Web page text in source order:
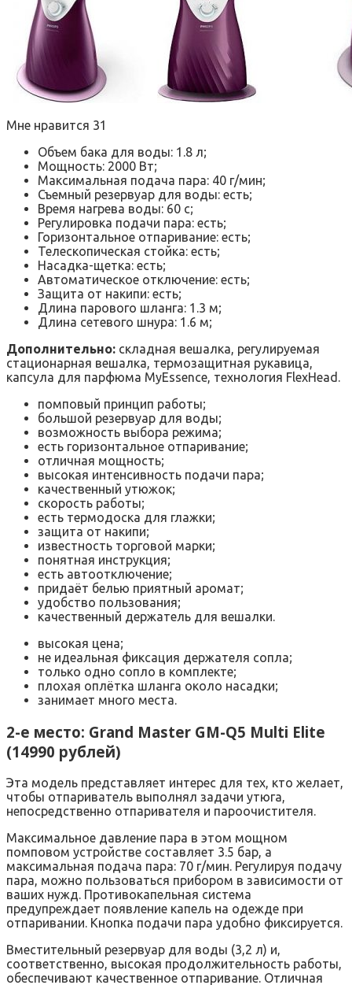
Мне нравится 31
Объем бака для воды: 1.8 л;
Мощность: 2000 Вт;
Максимальная подача пара: 40 г/мин;
Съемный резервуар для воды: есть;
Время нагрева воды: 60 с;
Регулировка подачи пара: есть;
Горизонтальное отпаривание: есть;
Телескопическая стойка: есть;
Насадка-щетка: есть;
Автоматическое отключение: есть;
Защита от накипи: есть;
Длина парового шланга: 1.3 м;
Длина сетевого шнура: 1.6 м;
Дополнительно: складная вешалка, регулируемая
стационарная вешалка, термозащитная рукавица,
капсула для парфюма MyEssence, технология FlexHead.
помповый принцип работы;
большой резервуар для воды;
возможность выбора режима;
есть горизонтальное отпаривание;
отличная мощность;
высокая интенсивность подачи пара;
качественный утюжок;
скорость работы;
есть термодоска для глажки;
защита от накипи;
известность торговой марки;
понятная инструкция;
есть автоотключение;
придаёт белью приятный аромат;
удобство пользования;
качественный держатель для вешалки.
высокая цена;
не идеальная фиксация держателя сопла;
только одно сопло в комплекте;
плохая оплётка шланга около насадки;
занимает много места.
2-е место: Grand Master GM-Q5 Multi Elite
(14990 рублей)
Эта модель представляет интерес для тех, кто желает,
чтобы отпариватель выполнял задачи утюга,
непосредственно отпаривателя и пароочистителя.
Максимальное давление пара в этом мощном
помповом устройстве составляет 3.5 бар, а
максимальная подача пара: 70 г/мин. Регулируя подачу
пара, можно пользоваться прибором в зависимости от
ваших нужд. Противокапельная система
предупреждает появление капель на одежде при
отпаривании. Кнопка подачи пара удобно фиксируется.
Вместительный резервуар для воды (3,2 л) и,
соответственно, высокая продолжительность работы,
обеспечивают качественное отпаривание. Отличная